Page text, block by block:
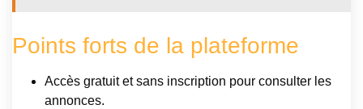
Points forts de la plateforme
Accès gratuit et sans inscription pour consulter les
annonces.